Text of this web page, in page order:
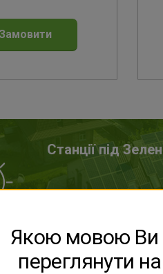
Замовити
Станції під
Якою мовою Ви
переглянути